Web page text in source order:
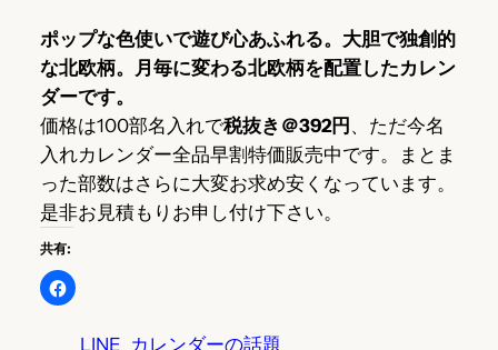
ポップな色使いで遊び心あふれる。大胆で独創的
な北欧柄。月毎に変わる北欧柄を配置したカレン
ダーです。
価格は100部名入れで税抜き＠392円 、ただ今名
入れカレンダー全品早割特価販売中です。まとま
った部数はさらに大変お求め安くなっています。
是非お見積もりお申し付け下さい。
共有:
LINE カレンダーの話題